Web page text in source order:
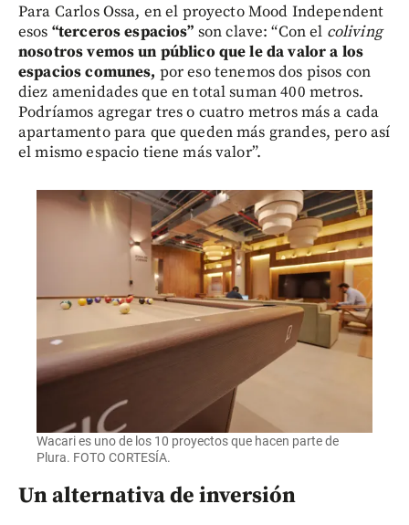
Para Carlos Ossa, en el proyecto Mood Independent
esos “terceros espacios” son clave: “Con el coliving
nosotros vemos un público que le da valor a los
espacios comunes, por eso tenemos dos pisos con
diez amenidades que en total suman 400 metros.
Podríamos agregar tres o cuatro metros más a cada
apartamento para que queden más grandes, pero así
el mismo espacio tiene más valor”.
Wacari es uno de los 10 proyectos que hacen parte de
Plura. FOTO CORTESÍA.
Un alternativa de inversión